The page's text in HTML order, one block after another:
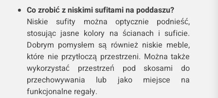
Co zrobić z niskimi sufitami na poddaszu?
Niskie sufity można optycznie podnieść,
stosując jasne kolory na ścianach i suficie.
Dobrym pomysłem są również niskie meble,
które nie przytłoczą przestrzeni. Można także
wykorzystać przestrzeń pod skosami do
przechowywania lub jako miejsce na
funkcjonalne regały.